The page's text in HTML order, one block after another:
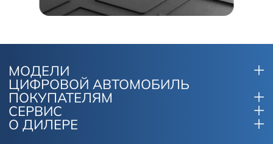
МОДЕЛИ
ЦИФРОВОЙ АВТОМОБИЛЬ
ПОКУПАТЕЛЯМ
СЕРВИС
О ДИЛЕРЕ